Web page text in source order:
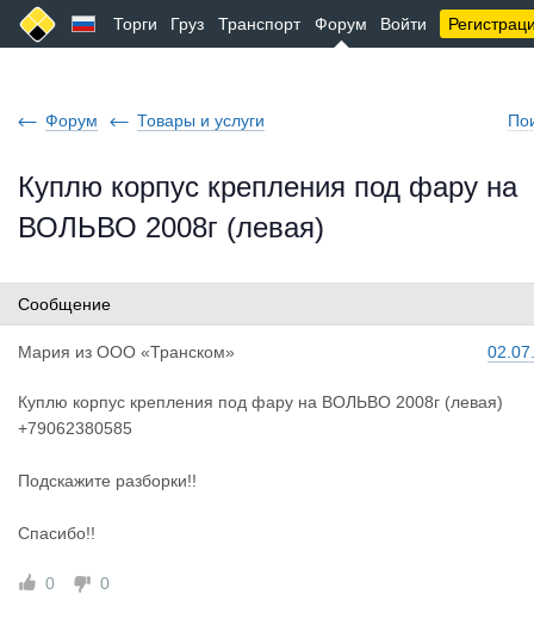
Торги Груз Транспорт Форум Войти
Форум Товары и услуги
Куплю корпус крепления под фару на
ВОЛЬВО 2008г (левая)
Сообщение
Мария из ООО «Транском»
Куплю корпус крепления под фару на ВОЛЬВО 2008г (левая)
+79062380585
Подскажите разборки!!
Спасибо!!
0 0